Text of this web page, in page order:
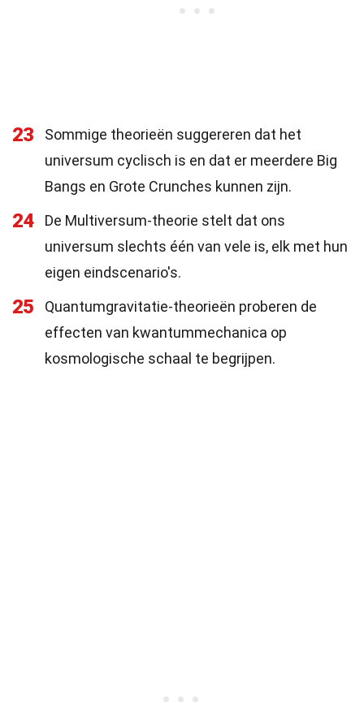
23
Sommige theorieën suggereren dat het
universum cyclisch is en dat er meerdere Big
Bangs en Grote Crunches kunnen zijn.
24
De Multiversum-theorie stelt dat ons
universum slechts één van vele is, elk met hun
eigen eindscenario's.
25
Quantumgravitatie-theorieën proberen de
effecten van kwantummechanica op
kosmologische schaal te begrijpen.